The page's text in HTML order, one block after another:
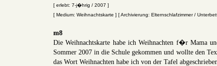
[ erlebt: 7-j�hrig / 2007 ]
[ Medium: Weihnachtskarte ] [ Archivierung: Elternschlafzimmer /
m8
Die Weihnachtskarte habe ich Weihnachten f�r Mama
Sommer 2007 in die Schule gekommen und wollte den
das Wort Weihnachten habe ich von der Tafel